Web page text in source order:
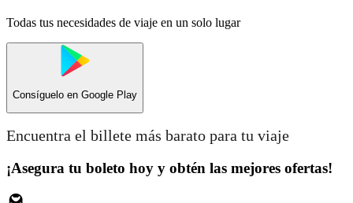
Todas tus necesidades de viaje en un solo lugar
Consíguelo en Google Play
Encuentra el billete más barato para tu viaje
¡Asegura tu boleto hoy y obtén las mejores ofertas!